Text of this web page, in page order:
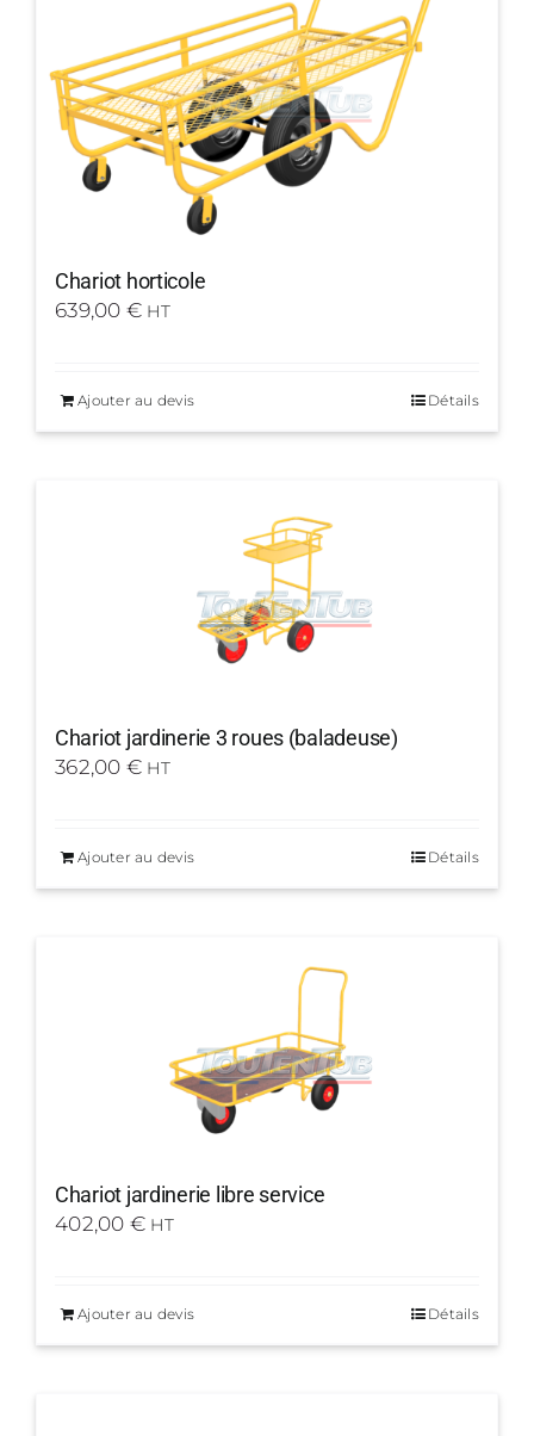
Chariot horticole
639,00 € HT
Ajouter au devis Détails
Chariot jardinerie 3 roues (baladeuse)
362,00 € HT
Ajouter au devis Détails
Chariot jardinerie libre service
402,00 € HT
Ajouter au devis Détails